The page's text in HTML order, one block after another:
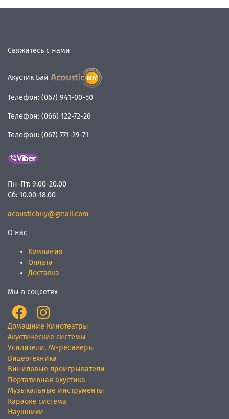
Свяжитесь с нами
Акустик Бай
Телефон: (067) 941-00-50
Телефон: (066) 122-72-26
Телефон: (067) 771-29-71
Пн-Пт: 9.00-20.00
Сб: 10.00-18.00
acousticbuy@gmail.com
О нас
Компания
Оплата
Доставка
Мы в соцсетях
Домашние Кинотеатры
Акустические системы
Усилители, AV-ресиверы
Видеотехника
Виниловые проигрыватели
Портативная акустика
Музыкальные инструменты
Караоке система
Наушники